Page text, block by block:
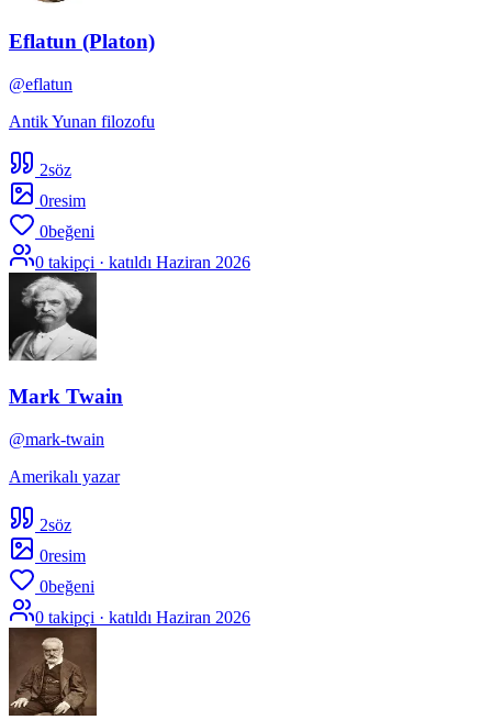
Eflatun (Platon)
@eflatun
Antik Yunan filozofu
2söz
0resim
0beğeni
0 takipçi · katıldı Haziran 2026
Mark Twain
@mark-twain
Amerikalı yazar
2söz
0resim
0beğeni
0 takipçi · katıldı Haziran 2026